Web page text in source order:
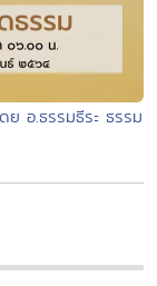
อ.ธรรมธีระ ธรรม